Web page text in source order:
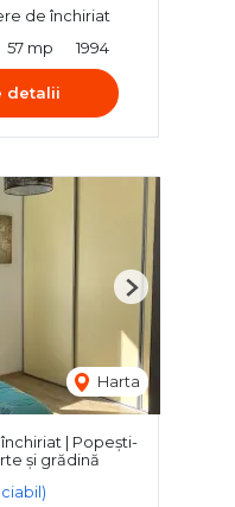
de închiriat
57 mp 1994
detalii
Harta
Next
| Popești-
și grădină